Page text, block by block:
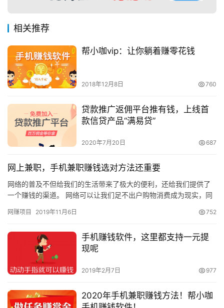
相关推荐
帮小咖vip：让你躺着赚零花钱
2018年12月8日 760
贷款推广返佣平台推有钱，上线首
款信贷产品“满易贷”
2020年7月20日 687
网上兼职，手机兼职赚钱选对方法还重要
网络的普及不但给我们的生活带来了极大的便利，还给我们提供了
一个赚钱的渠道。 网络可以让我们足不出户购物消费成为现实，同
通…
网赚项目 2019年11月6日 752
手机赚钱软件，这里都支持一元提
现呢
2019年2月7日 977
2020年手机兼职赚钱方法！帮小咖